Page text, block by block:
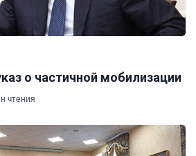
о частичной мобилизации
чтения